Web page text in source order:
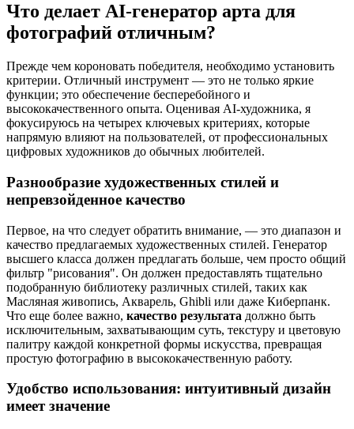
Что делает AI-генератор арта для
фотографий отличным?
Прежде чем короновать победителя, необходимо установить
критерии. Отличный инструмент — это не только яркие
функции; это обеспечение бесперебойного и
высококачественного опыта. Оценивая AI-художника, я
фокусируюсь на четырех ключевых критериях, которые
напрямую влияют на пользователей, от профессиональных
цифровых художников до обычных любителей.
Разнообразие художественных стилей и
непревзойденное качество
Первое, на что следует обратить внимание, — это диапазон и
качество предлагаемых художественных стилей. Генератор
высшего класса должен предлагать больше, чем просто общий
фильтр "рисования". Он должен предоставлять тщательно
подобранную библиотеку различных стилей, таких как
Масляная живопись, Акварель, Ghibli или даже Киберпанк.
Что еще более важно, качество результата должно быть
исключительным, захватывающим суть, текстуру и цветовую
палитру каждой конкретной формы искусства, превращая
простую фотографию в высококачественную работу.
Удобство использования: интуитивный дизайн
имеет значение